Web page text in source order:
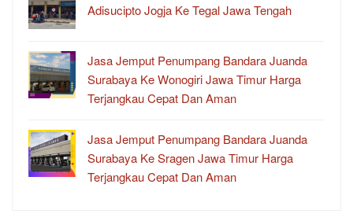
Adisucipto Jogja Ke Tegal Jawa Tengah
Jasa Jemput Penumpang Bandara Juanda
Surabaya Ke Wonogiri Jawa Timur Harga
Terjangkau Cepat Dan Aman
Jasa Jemput Penumpang Bandara Juanda
Surabaya Ke Sragen Jawa Timur Harga
Terjangkau Cepat Dan Aman